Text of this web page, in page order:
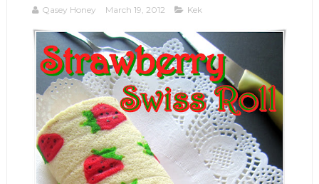
Qasey Honey March 19, 2012 Kek